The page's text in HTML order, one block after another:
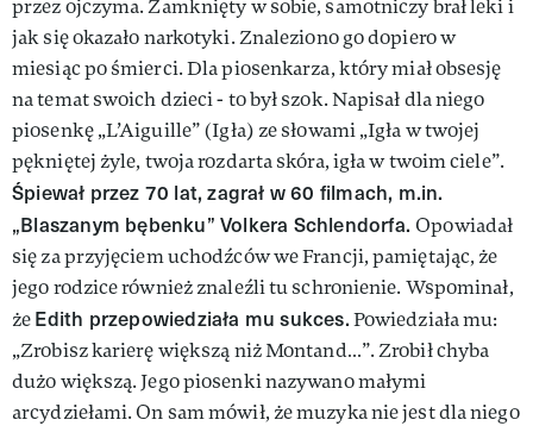
przez ojczyma. Zamknięty w sobie, samotniczy brał leki i
jak się okazało narkotyki. Znaleziono go dopiero w
miesiąc po śmierci. Dla piosenkarza, który miał obsesję
na temat swoich dzieci - to był szok. Napisał dla niego
piosenkę „L’Aiguille” (Igła) ze słowami „Igła w twojej
pękniętej żyle, twoja rozdarta skóra, igła w twoim ciele”.
Śpiewał przez 70 lat, zagrał w 60 filmach, m.in.
„Blaszanym bębenku” Volkera Schlendorfa.Opowiadał
się za przyjęciem uchodźców we Francji, pamiętając, że
jego rodzice również znaleźli tu schronienie. Wspominał,
żeEdith przepowiedziała mu sukces.Powiedziała mu:
„Zrobisz karierę większą niż Montand…”. Zrobił chyba
dużo większą. Jego piosenki nazywano małymi
arcydziełami. On sam mówił, że muzyka nie jest dla niego